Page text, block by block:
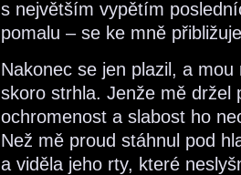
s největším vypětím
pomalu – se ke mně
Nakonec se jen plazil, a
skoro strhla. Jenže mě držel
ochromenost a slabost ho
Než mě proud stáhnul pod
a viděla jeho rty, které